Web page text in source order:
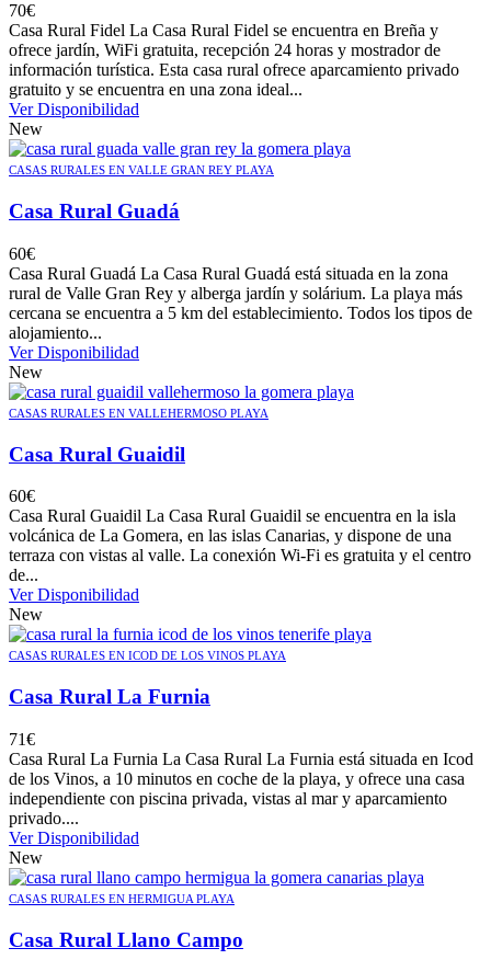
70€
Casa Rural Fidel La Casa Rural Fidel se encuentra en Breña y
ofrece jardín, WiFi gratuita, recepción 24 horas y mostrador de
información turística. Esta casa rural ofrece aparcamiento privado
gratuito y se encuentra en una zona ideal...
Ver Disponibilidad
New
CASAS RURALES EN VALLE GRAN REY PLAYA
Casa Rural Guadá
60€
Casa Rural Guadá La Casa Rural Guadá está situada en la zona
rural de Valle Gran Rey y alberga jardín y solárium. La playa más
cercana se encuentra a 5 km del establecimiento. Todos los tipos de
alojamiento...
Ver Disponibilidad
New
CASAS RURALES EN VALLEHERMOSO PLAYA
Casa Rural Guaidil
60€
Casa Rural Guaidil La Casa Rural Guaidil se encuentra en la isla
volcánica de La Gomera, en las islas Canarias, y dispone de una
terraza con vistas al valle. La conexión Wi-Fi es gratuita y el centro
de...
Ver Disponibilidad
New
CASAS RURALES EN ICOD DE LOS VINOS PLAYA
Casa Rural La Furnia
71€
Casa Rural La Furnia La Casa Rural La Furnia está situada en Icod
de los Vinos, a 10 minutos en coche de la playa, y ofrece una casa
independiente con piscina privada, vistas al mar y aparcamiento
privado....
Ver Disponibilidad
New
CASAS RURALES EN HERMIGUA PLAYA
Casa Rural Llano Campo